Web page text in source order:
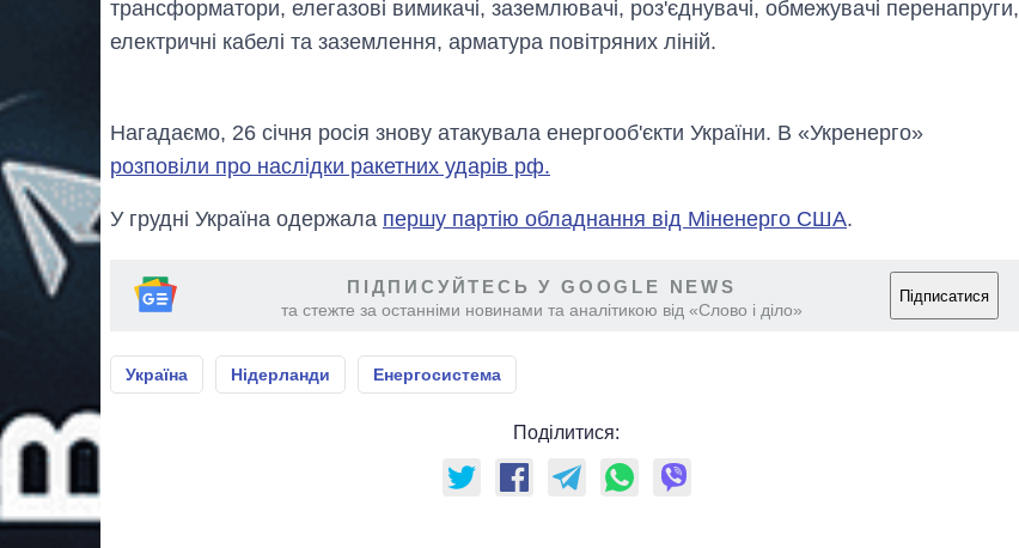
трансформатори, елегазові вимикачі, заземлювачі, роз'єднувачі, обмежувачі перенапруги,
електричні кабелі та заземлення, арматура повітряних ліній.
Нагадаємо, 26 січня росія знову атакувала енергооб'єкти України. В «Укренерго»
розповіли про наслідки ракетних ударів рф.
У грудні Україна одержала першу партію обладнання від Міненерго США.
ПІДПИСУЙТЕСЬ У GOOGLE NEWS
та стежте за останніми новинами та аналітикою від «Слово і діло»
Підписатися
Україна Нідерланди Енергосистема
Поділитися: